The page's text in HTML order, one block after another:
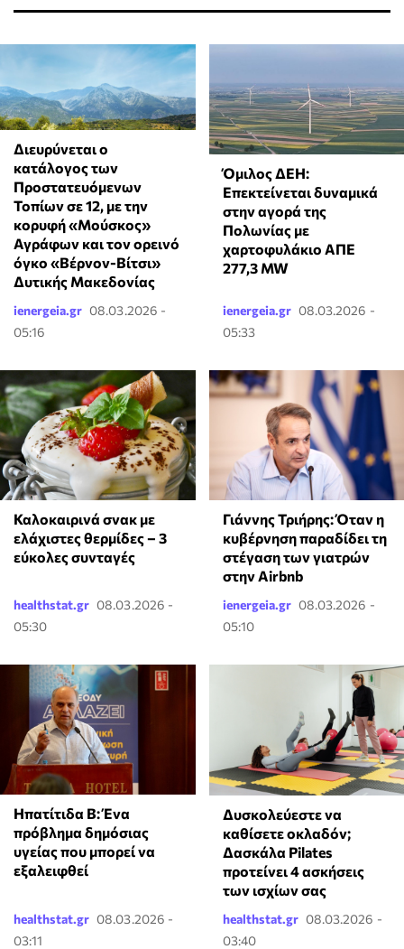
Διευρύνεται ο
κατάλογος των
Προστατευόμενων
Τοπίων σε 12, με την
κορυφή «Μούσκος»
Αγράφων και τον ορεινό
όγκο «Βέρνον-Βίτσι»
Δυτικής Μακεδονίας
ienergeia.gr 08.03.2026 -
05:16
Όμιλος ΔΕΗ:
Επεκτείνεται δυναμικά
στην αγορά της
Πολωνίας με
χαρτοφυλάκιο ΑΠΕ
277,3 MW
ienergeia.gr 08.03.2026 -
05:33
Καλοκαιρινά σνακ με
ελάχιστες θερμίδες – 3
εύκολες συνταγές
healthstat.gr 08.03.2026 -
05:30
Γιάννης Τριήρης: Όταν η
κυβέρνηση παραδίδει τη
στέγαση των γιατρών
στην Airbnb
ienergeia.gr 08.03.2026 -
05:10
Ηπατίτιδα Β: Ένα
πρόβλημα δημόσιας
υγείας που μπορεί να
εξαλειφθεί
healthstat.gr 08.03.2026 -
03:11
Δυσκολεύεστε να
καθίσετε οκλαδόν;
Δασκάλα Pilates
προτείνει 4 ασκήσεις
των ισχίων σας
healthstat.gr 08.03.2026 -
03:40